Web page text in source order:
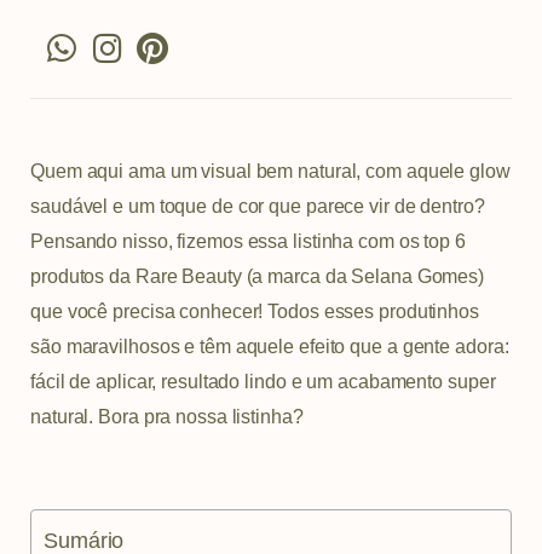
W
s
a
p
p
I
n
a
g
r
a
m
P
i
e
r
e
s
t
Quem aqui ama um visual bem natural, com aquele glow
saudável e um toque de cor que parece vir de dentro?
Pensando nisso, fizemos essa listinha com os top 6
produtos da Rare Beauty (a marca da Selana Gomes)
que você precisa conhecer! Todos esses produtinhos
são maravilhosos e têm aquele efeito que a gente adora:
fácil de aplicar, resultado lindo e um acabamento super
natural. Bora pra nossa listinha?
Sumário